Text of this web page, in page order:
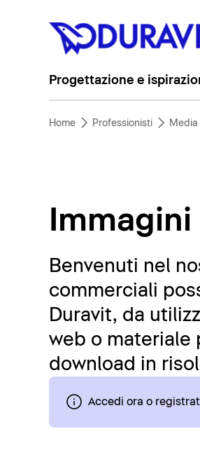
Progettazione e
Home Professionisti
Benvenuti nel
commerciali
Duravit, da
web o materiale
download in
Accedi ora o